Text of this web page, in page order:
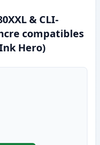
& CLI-
compatibles
Hero)